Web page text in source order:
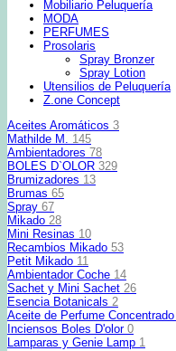
Mobiliario Peluquería
MODA
PERFUMES
Prosolaris
Spray Bronzer
Spray Lotion
Utensilios de Peluquería
Z.one Concept
Aceites Aromáticos 3
Mathilde M. 145
Ambientadores 78
BOLES D`OLOR 329
Brumizadores 13
Brumas 65
Spray 67
Mikado 28
Mini Resinas 10
Recambios Mikado 53
Petit Mikado 11
Ambientador Coche 14
Sachet y Mini Sachet 26
Esencia Botanicals 2
Aceite de Perfume Concentrado
Inciensos Boles D'olor 0
Lamparas y Genie Lamp 1